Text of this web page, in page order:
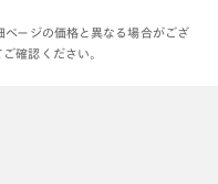
ージの価格と異なる場合がござ
確認ください。